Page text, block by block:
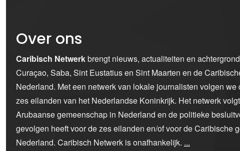
Over ons
Caribisch Netwerkbrengt nieuws, actualiteiten en
Curaçao, Saba, Sint Eustatius en Sint Maarten en de
Nederland. Met een netwerk van lokale journalisten volgen
zes eilanden van het Nederlandse Koninkrijk. Het netwerk
Arubaanse gemeenschap in Nederland en de politieke
gevolgen heeft voor de zes eilanden en/of voor de Caribische
Nederland. Caribisch Netwerk is onafhankelijk. ...